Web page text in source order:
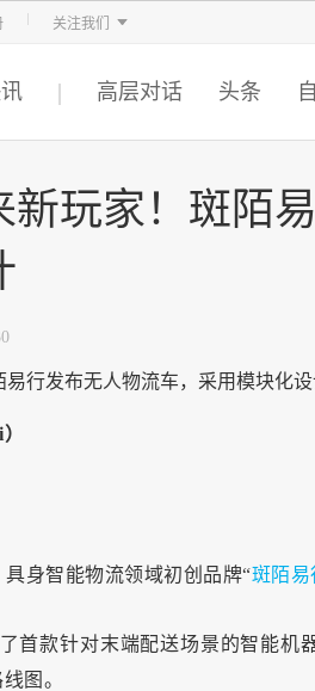
关注我们
高层对话 头条
新玩家！斑陌
身智能物流领域初创品牌“斑陌易
首款针对末端配送场景的智能
图。